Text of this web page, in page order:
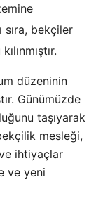
sıra, bekçiler
düzeninin
Günümüzde
taşıyarak
mesleği,
ihtiyaçlar
ve yeni